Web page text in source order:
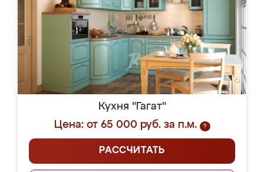
Кухня "Гагат"
Цена: от 65 000 руб. за п.м.
?
РАССЧИТАТЬ